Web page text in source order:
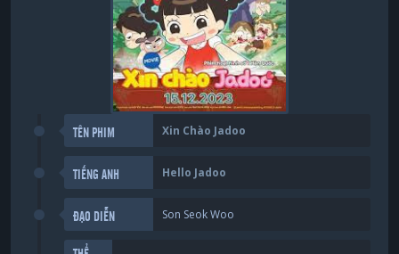
TÊN PHIM Xin Chào Jadoo
TIẾNG ANH Hello Jadoo
ĐẠO DIỄN Son Seok Woo